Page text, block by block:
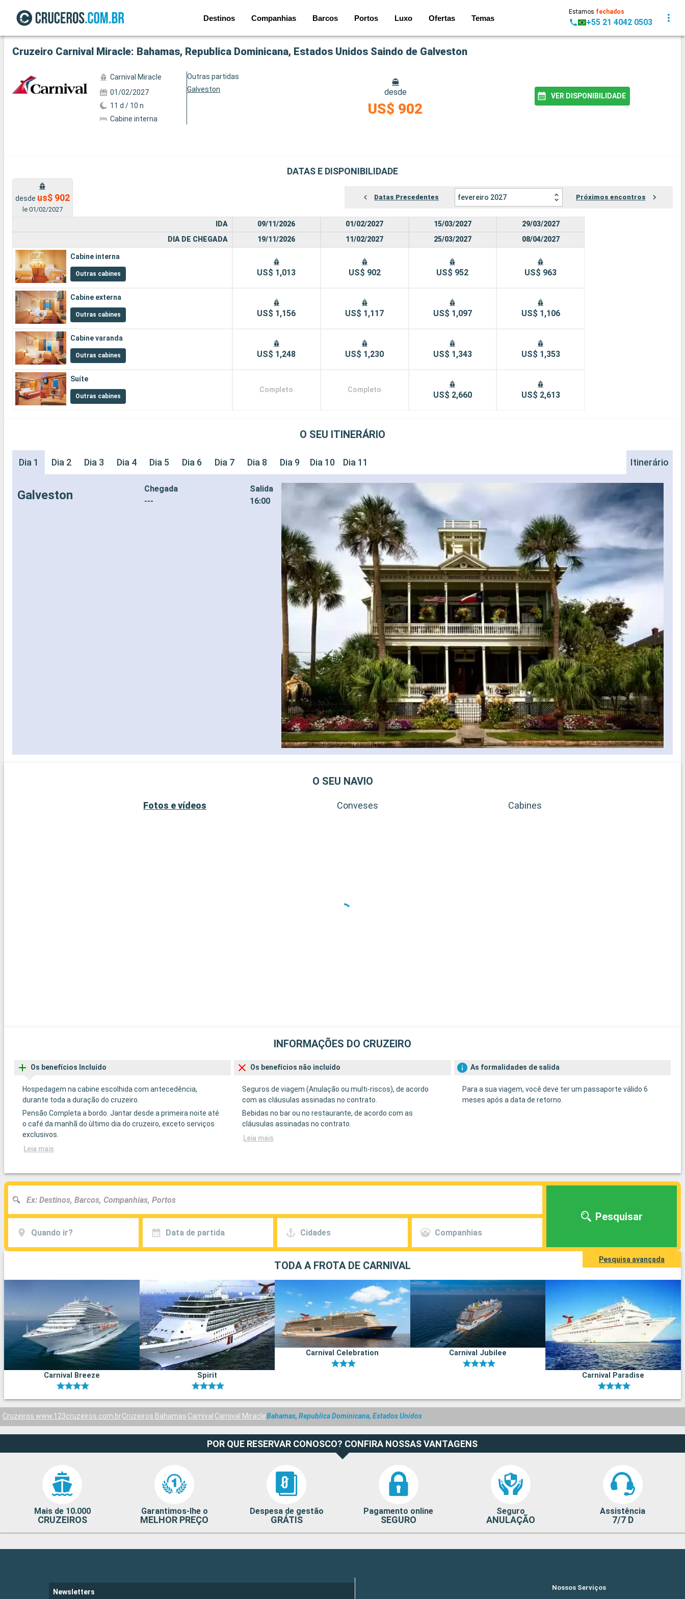
Destinos Companhias Barcos Portos Luxo Ofertas Temas
Estamos fechados
+55 21 4042 0503
Ver a 81 fotos
Cruzeiro Carnival Miracle: Bahamas, Republica Dominicana, Estados Unidos Saindo de Galveston
Carnival Miracle
01/02/2027
11 d / 10 n
Cabine interna
Outras partidas
Galveston
desde
US$ 902
VER DISPONIBILIDADE
DATAS E DISPONIBILIDADE
desde us$ 902
le 01/02/2027
Datas Precedentes fevereiro 2027 Próximos encontros
IDA
DIA DE CHEGADA
Cabine interna
Outras cabines
Cabine externa
Outras cabines
Cabine varanda
Outras cabines
Suíte
Outras cabines
09/11/2026
19/11/2026
US$ 1,013
US$ 1,156
US$ 1,248
Completo
01/02/2027
11/02/2027
US$ 902
US$ 1,117
US$ 1,230
Completo
15/03/2027
25/03/2027
US$ 952
US$ 1,097
US$ 1,343
US$ 2,660
29/03/2027
08/04/2027
US$ 963
US$ 1,106
US$ 1,353
US$ 2,613
O SEU ITINERÁRIO
Dia 1 Dia 2 Dia 3 Dia 4 Dia 5 Dia 6 Dia 7 Dia 8 Dia 9 Dia 10 Dia 11 Itinerário
Galveston
Chegada
---
Salida
16:00
O SEU NAVIO
Fotos e vídeos Conveses Cabines
INFORMAÇÕES DO CRUZEIRO
Os benefícios Incluído
Hospedagem na cabine escolhida com antecedência,
durante toda a duração do cruzeiro.
Pensão Completa a bordo. Jantar desde a primeira noite até
o café da manhã do ùltimo dia do cruzeiro, exceto serviços
exclusivos.
Leia mais
Os benefícios não incluído
Seguros de viagem (Anulação ou multi-riscos), de acordo
com as cláusulas assinadas no contrato.
Bebidas no bar ou no restaurante, de acordo com as
cláusulas assinadas no contrato.
Leia mais
As formalidades de salida
Para a sua viagem, você deve ter um passaporte válido 6
meses após a data de retorno.
Quando ir? Data de partida Cidades Companhias
Pesquisar
Pesquisa avançada
TODA A FROTA DE CARNIVAL
Carnival Breeze Spirit
Carnival Celebration Carnival Jubilee
Carnival Paradise
Cruzeiros www.123cruzeiros.com.brCruzeiros Bahamas Carnival Carnival MiracleBahamas, Republica Dominicana, Estados Unidos
POR QUE RESERVAR CONOSCO? CONFIRA NOSSAS VANTAGENS
Mais de 10.000
CRUZEIROS
Garantimos-lhe o
MELHOR PREÇO
Despesa de gestão
GRÁTIS
Pagamento online
SEGURO
Seguro
ANULAÇÃO
Assistência
7/7 D
Newsletters
Nossos Serviços